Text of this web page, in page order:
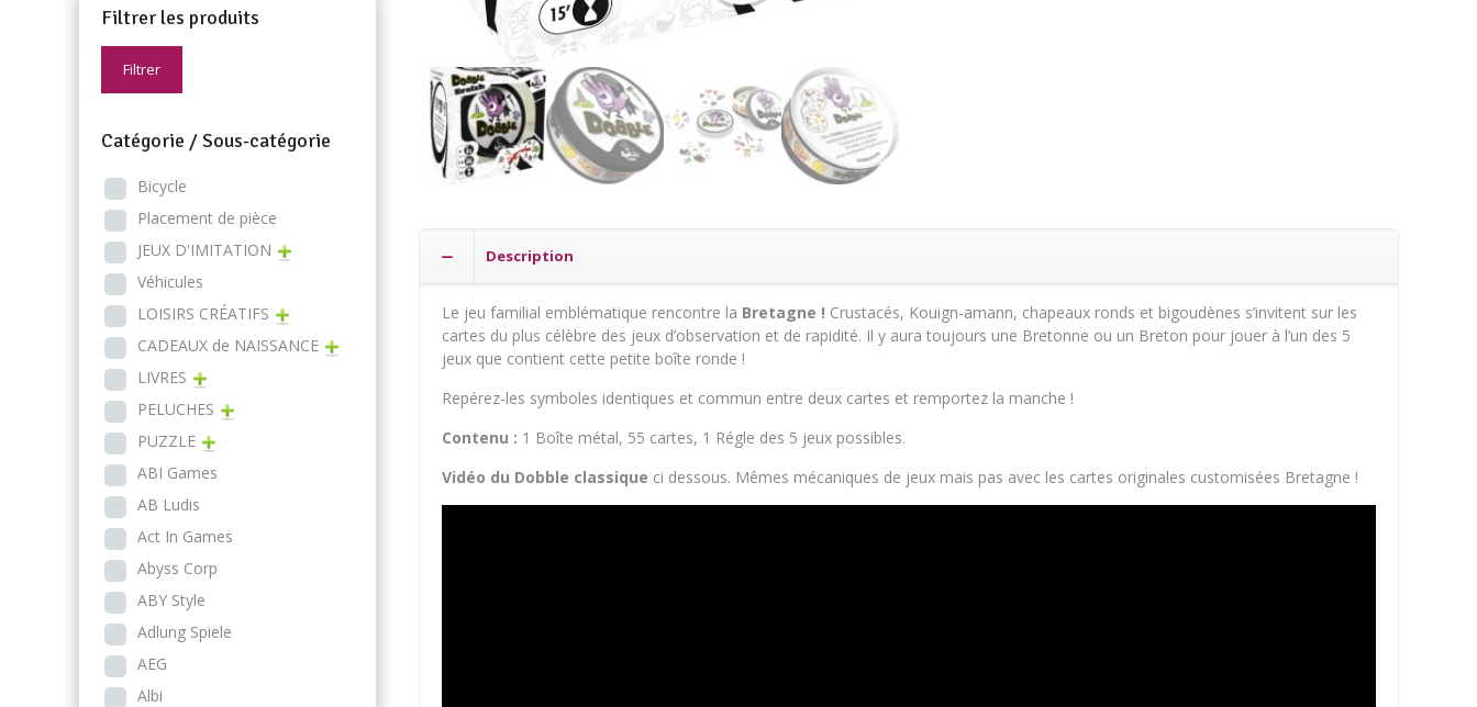
Description
Le jeu familial emblématique rencontre la Bretagne ! Crustacés, Kouign-amann, chapeaux ronds et bigoudènes s’invitent sur les
cartes du plus célèbre des jeux d’observation et de rapidité. Il y aura toujours une Bretonne ou un Breton pour jouer à l’un des 5
jeux que contient cette petite boîte ronde !
Repérez-les symboles identiques et commun entre deux cartes et remportez la manche !
Contenu : 1 Boîte métal, 55 cartes, 1 Régle des 5 jeux possibles.
Vidéo du Dobble classique ci dessous. Mêmes mécaniques de jeux mais pas avec les cartes originales customisées Bretagne !
Filtrer les produits
Filtrer
Catégorie / Sous-catégorie
Bicycle
Placement de pièce
JEUX D'IMITATION
Véhicules
LOISIRS CRÉATIFS
CADEAUX de NAISSANCE
LIVRES
PELUCHES
PUZZLE
ABI Games
AB Ludis
Act In Games
Abyss Corp
ABY Style
Adlung Spiele
AEG
Albi